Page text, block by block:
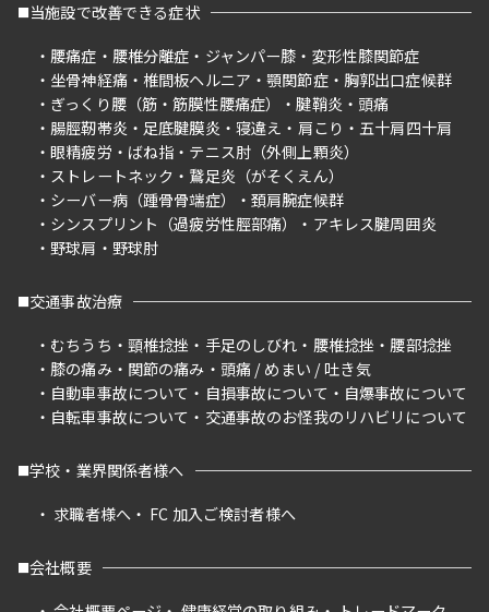
当施設で改善できる症状
腰痛症
腰椎分離症 ジャンパー膝
変形性膝関節症
坐骨神経痛
椎間板ヘルニア 顎関節症
胸郭出口症候群
ぎっくり腰（筋・筋膜性腰痛症）
腱鞘炎
頭痛
腸脛靭帯炎
足底腱膜炎 寝違え 肩こり
五十肩四十肩
眼精疲労
ばね指
テニス肘（外側上顆炎）
ストレートネック
鵞足炎（がそくえん）
シーバー病（踵骨骨端症）
頚肩腕症候群
シンスプリント（過疲労性脛部痛）
アキレス腱周囲炎
野球肩
野球肘
交通事故治療
むちうち
頸椎捻挫 手足のしびれ 腰椎捻挫
腰部捻挫
膝の痛み
関節の痛み
頭痛 / めまい / 吐き気
自動車事故について
自損事故について
自爆事故について
自転車事故について
交通事故のお怪我のリハビリについて
学校・業界関係者様へ
求職者様へ
FC 加入ご検討者様へ
会社概要